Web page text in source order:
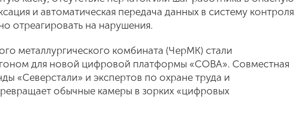
и автоматическая передача данных в систему контроля
отреагировать на нарушения.
металлургического комбината (ЧерМК) стали
для новой цифровой платформы «СОВА». Совместная
«Северстали» и экспертов по охране труда и
обычные камеры в зорких «цифровых